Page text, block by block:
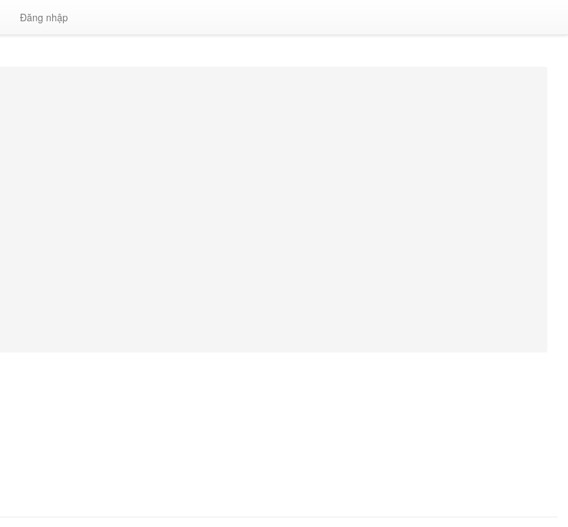
Đăng nhập